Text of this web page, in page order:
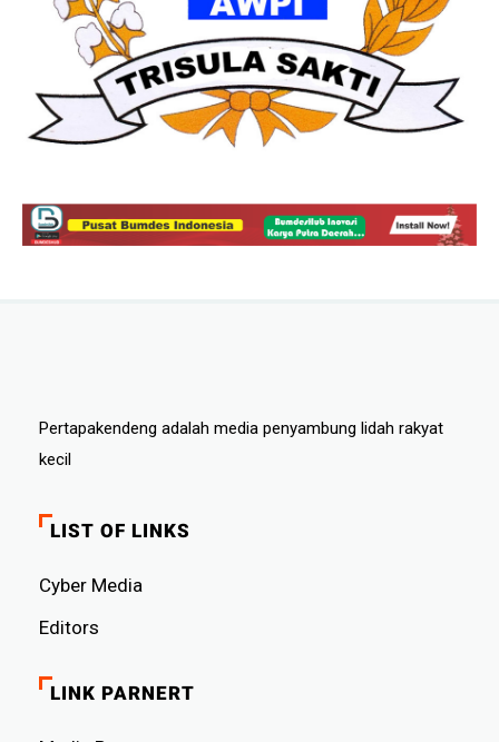
Pertapakendeng adalah media penyambung lidah rakyat
kecil
LIST OF LINKS
Cyber ​​Media
Editors
LINK PARNERT